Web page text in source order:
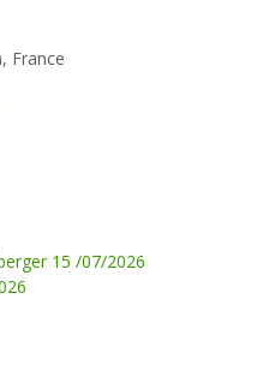
France
15 /07/2026